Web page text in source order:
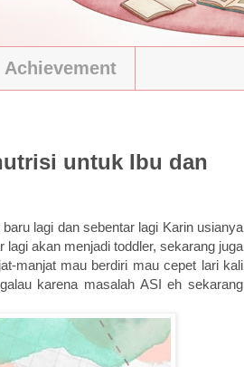
Achievement
untuk Ibu dan
lagi dan sebentar lagi Karin usianya
akan menjadi toddler, sekarang juga
manjat mau berdiri mau cepet lari kali
karena masalah ASI eh sekarang